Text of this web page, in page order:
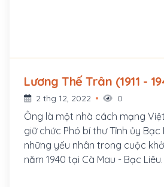
Lương Thế Trân
2 thg 12, 2022 0
Ông là một nhà cách mạng
giữ chức Phó bí thư Tỉnh ủy
những yếu nhân trong cuộc
năm 1940 tại Cà Mau - Bạc